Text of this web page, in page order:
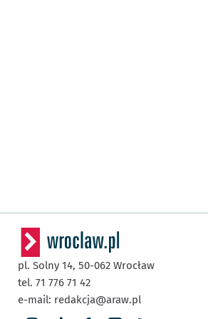
pl. Solny 14, 50-062 Wrocław
tel. 71 776 71 42
e-mail: redakcja@araw.pl